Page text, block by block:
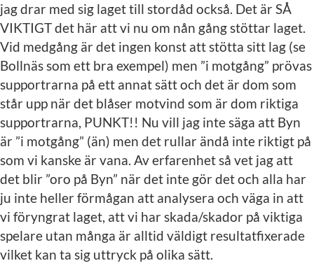
jag drar med sig laget till stordåd också. Det är SÅ
VIKTIGT det här att vi nu om nån gång stöttar laget.
Vid medgång är det ingen konst att stötta sitt lag (se
Bollnäs som ett bra exempel) men ”i motgång” prövas
supportrarna på ett annat sätt och det är dom som
står upp när det blåser motvind som är dom riktiga
supportrarna, PUNKT!! Nu vill jag inte säga att Byn
är ”i motgång” (än) men det rullar ändå inte riktigt på
som vi kanske är vana. Av erfarenhet så vet jag att
det blir ”oro på Byn” när det inte gör det och alla har
ju inte heller förmågan att analysera och väga in att
vi föryngrat laget, att vi har skada/skador på viktiga
spelare utan många är alltid väldigt resultatfixerade
vilket kan ta sig uttryck på olika sätt.